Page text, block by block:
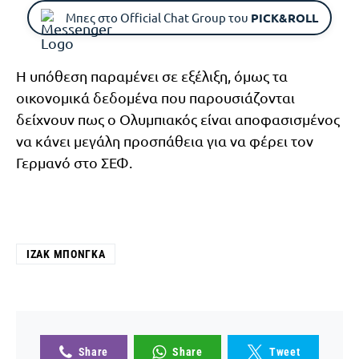
Μπες στο Official Chat Group του PICK&ROLL
Η υπόθεση παραμένει σε εξέλιξη, όμως τα
οικονομικά δεδομένα που παρουσιάζονται
δείχνουν πως ο Ολυμπιακός είναι αποφασισμένος
να κάνει μεγάλη προσπάθεια για να φέρει τον
Γερμανό στο ΣΕΦ.
ΊΖΑΚ ΜΠΌΝΓΚΑ
Share Share Tweet